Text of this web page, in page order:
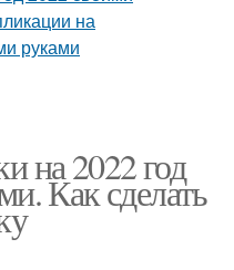
на 2022 год
Как сделать